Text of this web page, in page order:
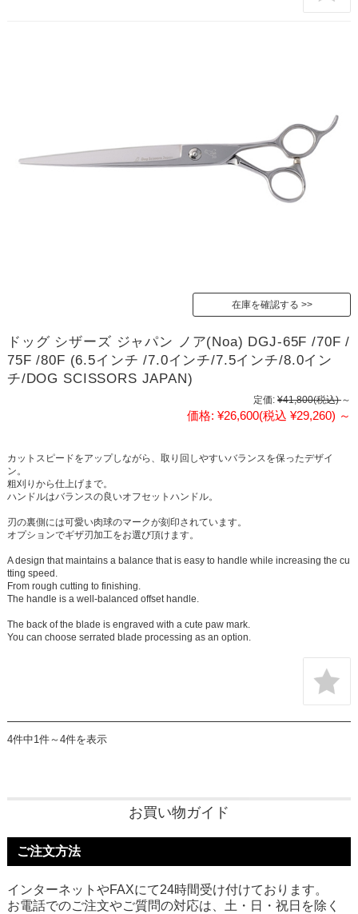
在庫を確認する
ドッグ シザーズ ジャパン ノア(Noa) DGJ-65F /70F /
75F /80F (6.5インチ /7.0インチ/7.5インチ/8.0イン
チ/DOG SCISSORS JAPAN)
定価: ¥41,800(税込) ～
価格: ¥26,600(税込 ¥29,260) ～
カットスピードをアップしながら、取り回しやすいバランスを保ったデザイ
ン。
粗刈りから仕上げまで。
ハンドルはバランスの良いオフセットハンドル。
刃の裏側には可愛い肉球のマークが刻印されています。
オプションでギザ刃加工をお選び頂けます。
A design that maintains a balance that is easy to handle while increasing the cu
tting speed.
From rough cutting to finishing.
The handle is a well-balanced offset handle.
The back of the blade is engraved with a cute paw mark.
You can choose serrated blade processing as an option.
4件中1件～4件を表示
お買い物ガイド
ご注文方法
インターネットやFAXにて24時間受け付けております。
お電話でのご注文やご質問の対応は、土・日・祝日を除く